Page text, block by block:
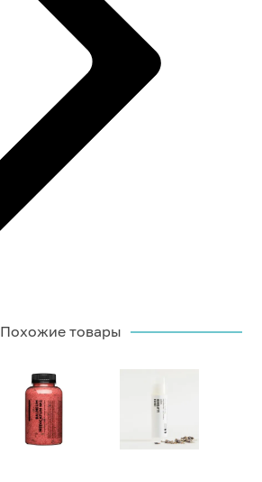
Похожие товары